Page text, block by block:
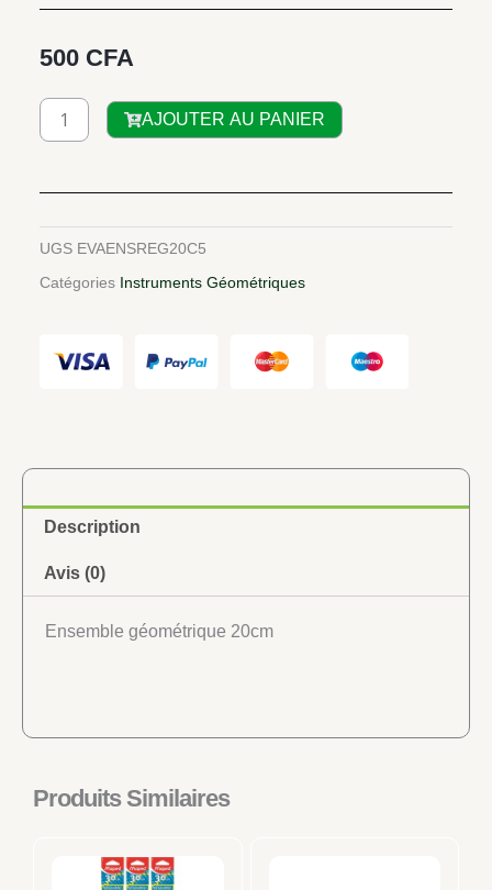
500 CFA
quantité
de
géométrique
AJOUTER AU PANIER
UGS EVAENSREG20C5
Catégories Instruments Géométriques
Description
Avis (0)
Ensemble géométrique 20cm
Produits Similaires